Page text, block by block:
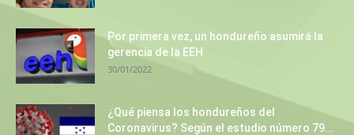
Por primera vez, un hondureño asumirá la
gerencia de la EEH
30/01/2022
¿Qué piensa los hondureños del
Coronavirus? Según el estudio número 79...